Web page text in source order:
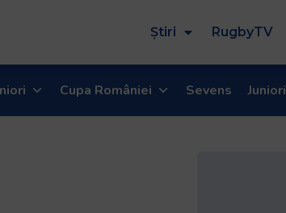
Știri RugbyTV
Cupa României Sevens Juniori